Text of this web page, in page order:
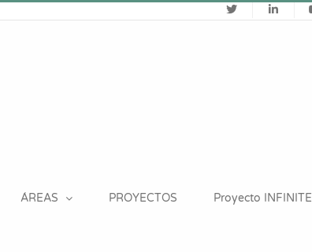
ÁREAS PROYECTOS Proyecto INFINITE